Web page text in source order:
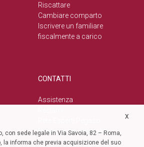
Riscattare
Cambiare comparto
Iscrivere un familiare
fiscalmente a carico
CONTATTI
Assistenza
Privacy e cookie policy
X
con sede legale in Via Savoia, 82 – Roma,
la informa che previa acquisizione del suo